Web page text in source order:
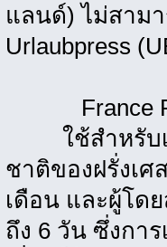
แลนด์) ไม่สามา
Urlaubpress
France
ใช้สำหรับเดิ
ชาติของฝรั่งเศ
เดือน และผู้โด
ถึง 6 วัน ซึ่งกา